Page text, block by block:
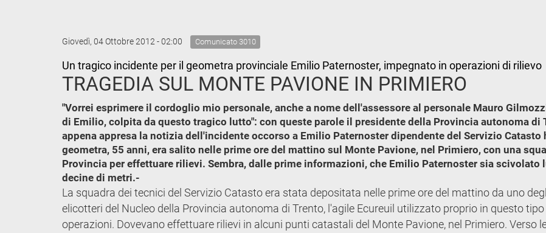
Giovedì, 04 Ottobre 2012 - 02:00 Comunicato 3010
Un tragico incidente per il geometra provinciale Emilio Paternoster, impegnato in operazioni di rilievo
TRAGEDIA SUL MONTE PAVIONE IN PRIMIERO
"Vorrei esprimere il cordoglio mio personale, anche a nome dell'assessore al personale Mauro
di Emilio, colpita da questo tragico lutto": con queste parole il presidente della Provincia autonoma di
appena appresa la notizia dell'incidente occorso a Emilio Paternoster dipendente del Servizio
geometra, 55 anni, era salito nelle prime ore del mattino sul Monte Pavione, nel Primiero, con una
Provincia per effettuare rilievi. Sembra, dalle prime informazioni, che Emilio Paternoster sia
decine di metri.-
La squadra dei tecnici del Servizio Catasto era stata depositata nelle prime ore del mattino da uno
elicotteri del Nucleo della Provincia autonoma di Trento, l'agile Ecureuil utilizzato proprio in questo tipo
operazioni. Dovevano effettuare rilievi in alcuni punti catastali del Monte Pavione, nel Primiero. Verso